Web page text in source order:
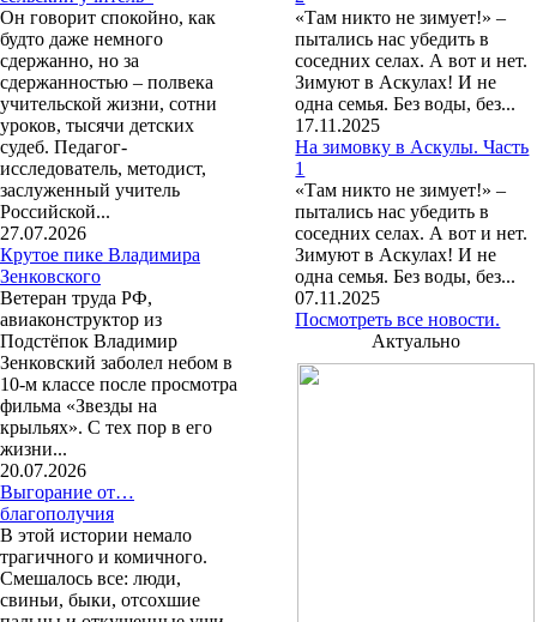
Он говорит спокойно, как
будто даже немного
сдержанно, но за
сдержанностью – полвека
учительской жизни, сотни
уроков, тысячи детских
судеб. Педагог-
исследователь, методист,
заслуженный учитель
Российской...
27.07.2026
Крутое пике Владимира
Зенковского
Ветеран труда РФ,
авиаконструктор из
Подстёпок Владимир
Зенковский заболел небом в
10-м классе после просмотра
фильма «Звезды на
крыльях». С тех пор в его
жизни...
20.07.2026
Выгорание от…
благополучия
В этой истории немало
трагичного и комичного.
Смешалось все: люди,
свиньи, быки, отсохшие
«Там никто не зимует!» –
пытались нас убедить в
соседних селах. А вот и нет.
Зимуют в Аскулах! И не
одна семья. Без воды, без...
17.11.2025
На зимовку в Аскулы. Часть
1
«Там никто не зимует!» –
пытались нас убедить в
соседних селах. А вот и нет.
Зимуют в Аскулах! И не
одна семья. Без воды, без...
07.11.2025
Посмотреть все новости.
Актуально